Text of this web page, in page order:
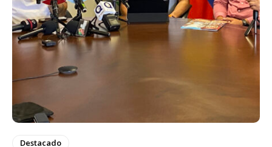
Destacado